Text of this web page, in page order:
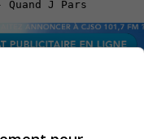
toi à notre